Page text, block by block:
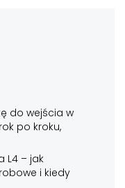
do wejścia w
po kroku,
L4 – jak
i kiedy